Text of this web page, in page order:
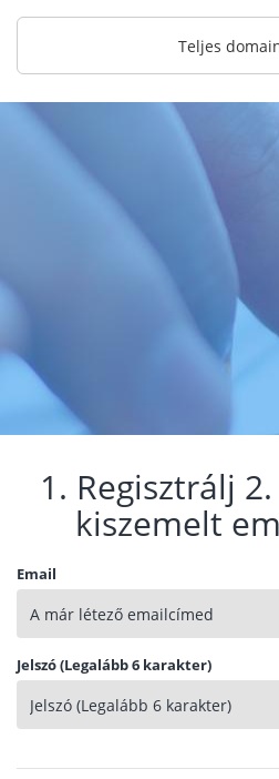
Teljes
1. Regisztrálj
kiszemelt
Email
Jelszó (Legalább 6 karakter)